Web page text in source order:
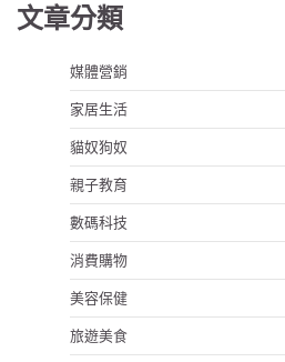
文章分類
媒體營銷
家居生活
貓奴狗奴
親子教育
數碼科技
消費購物
美容保健
旅遊美食